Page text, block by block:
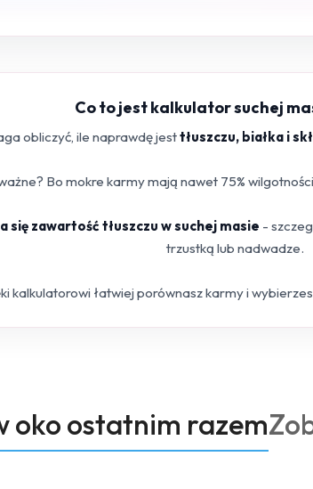
Co to jest kalkulator suchej
obliczyć, ile naprawdę jesttłuszczu, białka i
Bo mokre karmy mają nawet 75%
się zawartość tłuszczu w suchej masie -
trzustką lub nadwadze.
kalkulatorowi łatwiej porównasz karmy i
oko ostatnim razem
o